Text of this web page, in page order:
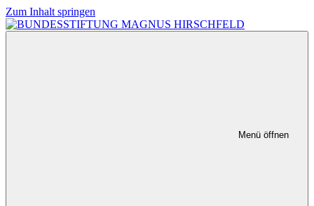
Zum Inhalt springen
Menü öffnen